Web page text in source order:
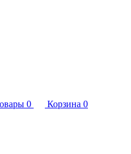
0 Корзина 0